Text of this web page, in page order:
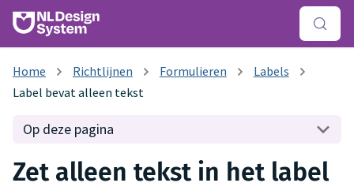
Richtlijnen Formulieren
Labels
Label bevat alleen tekst
Op deze pagina
Zet alleen tekst in het label